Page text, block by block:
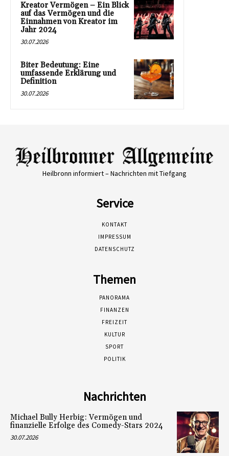
Kreator Vermögen – Ein Blick
auf das Vermögen und die
Einnahmen von Kreator im
Jahr 2024
30.07.2026
Biter Bedeutung: Eine
umfassende Erklärung und
Definition
30.07.2026
Heilbronn informiert – Nachrichten mit Tiefgang
Service
KONTAKT
IMPRESSUM
DATENSCHUTZ
Themen
PANORAMA
FINANZEN
FREIZEIT
KULTUR
SPORT
POLITIK
Nachrichten
Michael Bully Herbig: Vermögen und
finanzielle Erfolge des Comedy-Stars 2024
30.07.2026